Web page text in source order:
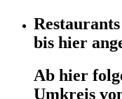
Restaurants
bis hier
Ab hier
Umkreis